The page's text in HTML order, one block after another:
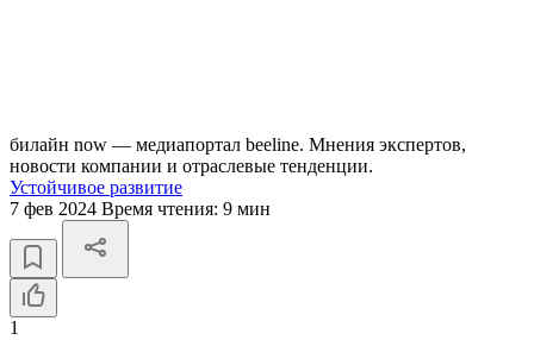
билайн now — медиапортал beeline. Мнения экспертов,
новости компании и отраслевые тенденции.
Устойчивое развитие
7 фев 2024 Время чтения: 9 мин
1